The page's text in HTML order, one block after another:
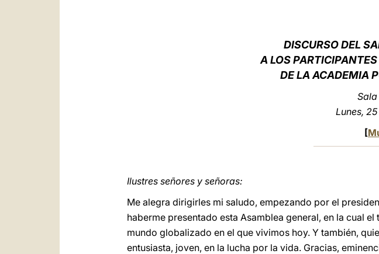
DISCURSO DEL
A LOS
DE LA ACADEMIA
Lunes,
[
Ilustres señores y señoras:
Me alegra dirigirles mi saludo, empezando por el
haberme presentado esta Asamblea general, en la cual
mundo globalizado en el que vivimos hoy. Y también,
entusiasta, joven, en la lucha por la vida. Gracias,